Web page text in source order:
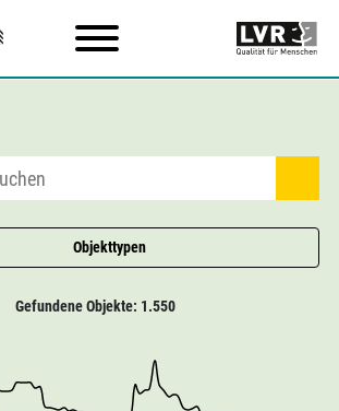
Objekttypen
Gefundene Objekte: 1.550